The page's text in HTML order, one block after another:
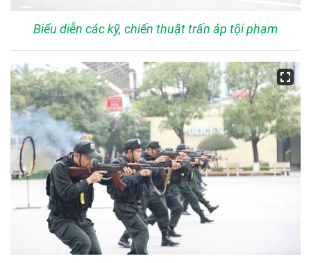
Biểu diễn các kỹ, chiến thuật trấn áp tội phạm